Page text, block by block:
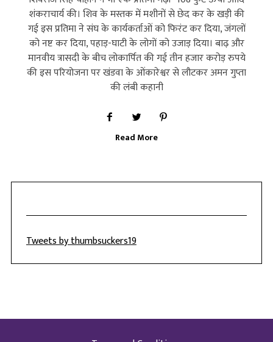
शंकराचार्य की। शिव के मस्तक में मशीनों से छेद कर के खड़ी की
गई इस प्रतिमा ने संघ के कार्यकर्ताओं को फिरंट कर दिया, जंगलों
को नष्ट कर दिया, पहाड़-घाटी के लोगों को उजाड़ दिया। बाढ़ और
मानवीय त्रासदी के बीच लोकार्पित की गई तीन हजार करोड़ रुपये
की इस परियोजना पर खंडवा के ओंकारेश्वर से लौटकर अमन गुप्ता
की लंबी कहानी
Read More
Tweets by thumbsuckers19